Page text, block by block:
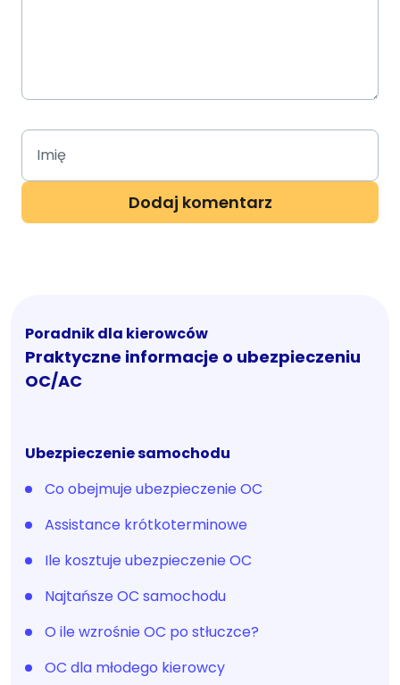
Poradnik dla kierowców
Praktyczne informacje o ubezpieczeniu
OC/AC
Ubezpieczenie samochodu
Co obejmuje ubezpieczenie OC
Assistance krótkoterminowe
Ile kosztuje ubezpieczenie OC
Najtańsze OC samochodu
O ile wzrośnie OC po stłuczce?
OC dla młodego kierowcy